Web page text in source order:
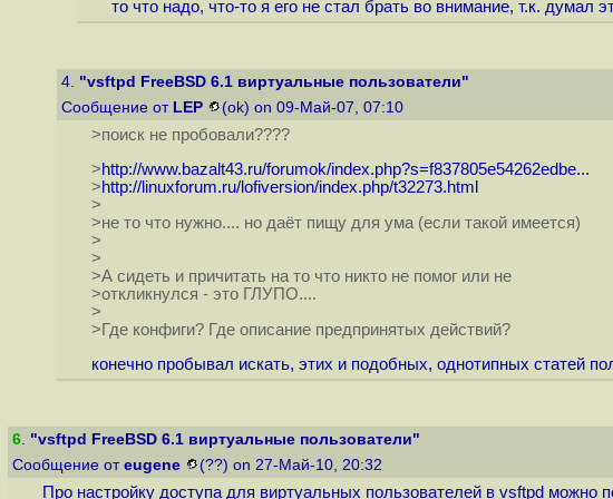
то что надо, что-то я его не стал брать во внимание, т.к. думал
4. "vsftpd FreeBSD 6.1 виртуальные пользователи"
Сообщение от LEP (ok) on 09-Май-07, 07:10
>поиск не пробовали????
>http://www.bazalt43.ru/forumok/index.php?s=f837805e54262edbe...
>http://linuxforum.ru/lofiversion/index.php/t32273.html
>
>не то что нужно.... но даёт пищу для ума (если такой имеется)
>
>
>А сидеть и причитать на то что никто не помог или не
>откликнулся - это ГЛУПО....
>
>Где конфиги? Где описание предпринятых действий?
конечно пробывал искать, этих и подобных, однотипных статей
6. "vsftpd FreeBSD 6.1 виртуальные пользователи"
Сообщение от eugene (??) on 27-Май-10, 20:32
Про настройку доступа для виртуальных пользователей в vsftpd можно